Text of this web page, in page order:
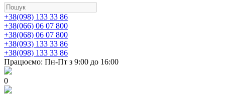
+38(098) 133 33 86
+38(066) 06 07 800
+38(068) 06 07 800
+38(093) 133 33 86
+38(098) 133 33 86
Працюємо: Пн-Пт з 9:00 до 16:00
0